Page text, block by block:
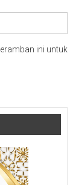
ini untuk